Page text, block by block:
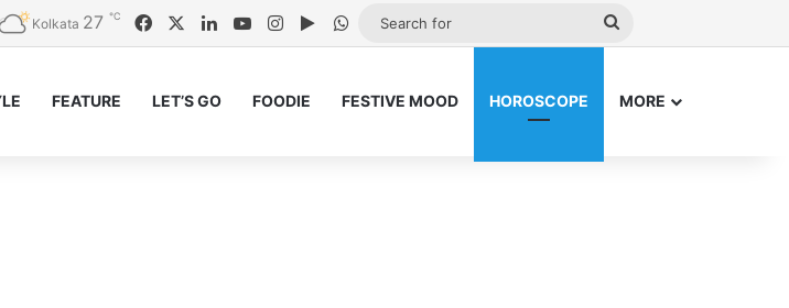
Kolkata 27 ℃ FacebookLinkedInYouTubeInstagramGoogle Play
WhatsApp
Search
FEATURE LET’S GO FOODIE FESTIVE MOOD HOROSCOPE MORE